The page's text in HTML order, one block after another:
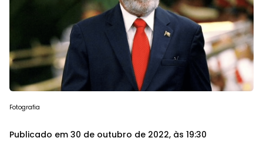
Fotografia
Publicado em 30 de outubro de 2022, às 19:30